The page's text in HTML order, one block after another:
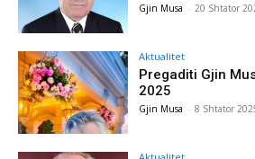
Gjin Musa - 20 Shtator
Aktualitet
Pregaditi Gjin
2025
Gjin Musa - 8 Shtator